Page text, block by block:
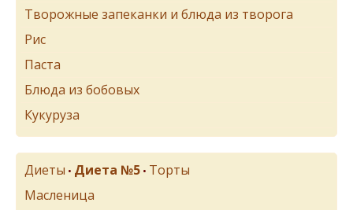
Творожные запеканки и блюда из творога
Рис
Паста
Блюда из бобовых
Кукуруза
Диеты • Диета №5 • Торты
Масленица